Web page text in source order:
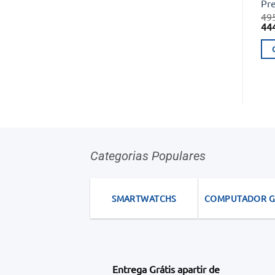
O
Categorias Populares
SMARTWATCHS COMPUTADOR
Entrega Grátis apartir de